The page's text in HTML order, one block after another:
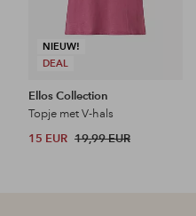
NIEUW!
DEAL
Ellos Collection
Topje met V-hals
15 EUR 19,99 EUR